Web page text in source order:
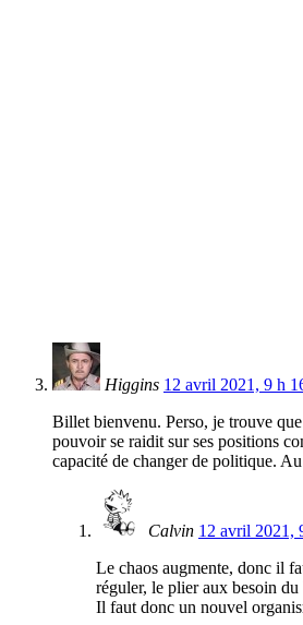
Higgins 12 avril 2021, 9 h
Billet bienvenu. Perso, je trouve
pouvoir se raidit sur ses positions
capacité de changer de politique.
Calvin 12 avril 2021,
Le chaos augmente, donc il
réguler, le plier aux besoin
Il faut donc un nouvel